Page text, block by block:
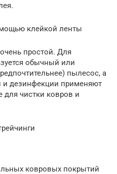
клейкой ленты
простой. Для
обычный или
пылесос, а
и дезинфекции применяют
для чистки ковров и
ковровых покрытий